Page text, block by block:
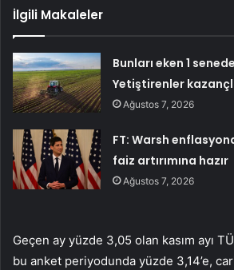
İlgili Makaleler
Bunları eken 1
Yetiştirenler
Ağustos 7, 2026
FT: Warsh
faiz artırımına hazır
Ağustos 7, 2026
Geçen ay yüzde 3,05 olan kasım ayı
bu anket periyodunda yüzde 3,14’e,